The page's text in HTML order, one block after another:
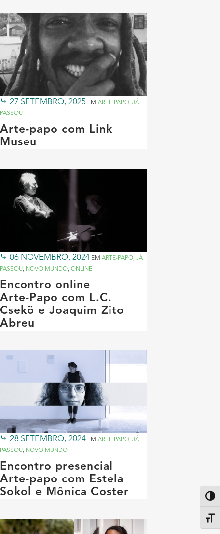
27 SETEMBRO, 2025 EM ARTE-PAPO, JÁ
PASSOU
Arte-papo com Link
Museu
06 NOVEMBRO, 2024 EM ARTE-PAPO, JÁ
PASSOU, NOVO MUNDO, ONLINE
Encontro online
Arte-Papo com L.C.
Csekö e Joaquim Zito
Abreu
28 SETEMBRO, 2024 EM ARTE-PAPO, JÁ
PASSOU, NOVO MUNDO
Encontro presencial
Arte-papo com Estela
Sokol e Mônica Coster